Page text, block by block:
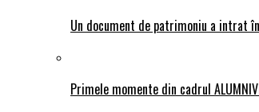
Un document de patrimoniu a intrat
Primele momente din cadrul